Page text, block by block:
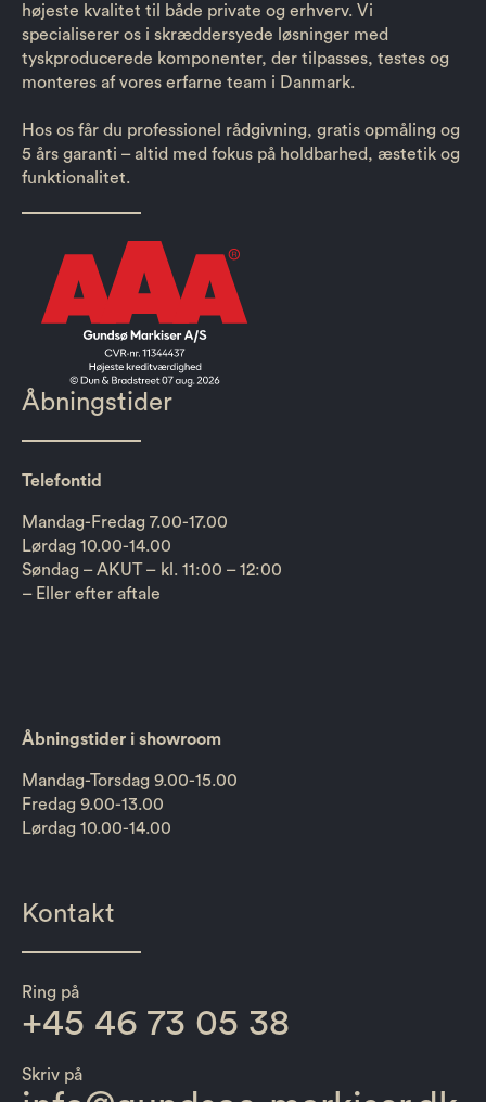
højeste kvalitet til både private og erhverv. Vi
specialiserer os i skræddersyede løsninger med
tyskproducerede komponenter, der tilpasses, testes og
monteres af vores erfarne team i Danmark.
Hos os får du professionel rådgivning, gratis opmåling og
5 års garanti – altid med fokus på holdbarhed, æstetik og
funktionalitet.
Åbningstider
Telefontid
Mandag-Fredag 7.00-17.00
Lørdag 10.00-14.00
Søndag – AKUT – kl. 11:00 – 12:00
– Eller efter aftale
Åbningstider i showroom
Mandag-Torsdag 9.00-15.00
Fredag 9.00-13.00
Lørdag 10.00-14.00
Kontakt
Ring på
+45 46 73 05 38
Skriv på